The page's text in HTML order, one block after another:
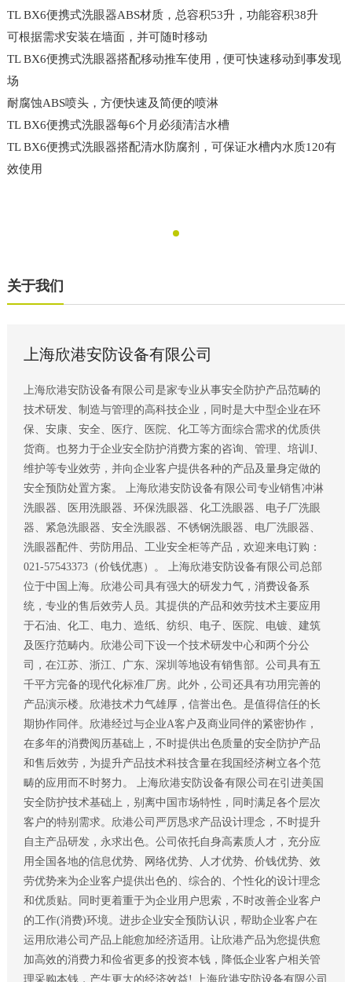
TL BX6便携式洗眼器ABS材质，总容积53升，功能容积38升
可根据需求安装在墙面，并可随时移动
TL BX6便携式洗眼器搭配移动推车使用，便可快速移动到事发现
场
耐腐蚀ABS喷头，方便快速及简便的喷淋
TL BX6便携式洗眼器每6个月必须清洁水槽
TL BX6便携式洗眼器搭配清水防腐剂，可保证水槽内水质120有
效使用
关于我们
上海欣港安防设备有限公司
上海欣港安防设备有限公司是家专业从事安全防护产品范畴的
技术研发、制造与管理的高科技企业，同时是大中型企业在环
保、安康、安全、医疗、医院、化工等方面综合需求的优质供
货商。也努力于企业安全防护消费方案的咨询、管理、培训J、
维护等专业效劳，并向企业客户提供各种的产品及量身定做的
安全预防处置方案。 上海欣港安防设备有限公司专业销售冲淋
洗眼器、医用洗眼器、环保洗眼器、化工洗眼器、电子厂洗眼
器、紧急洗眼器、安全洗眼器、不锈钢洗眼器、电厂洗眼器、
洗眼器配件、劳防用品、工业安全柜等产品，欢迎来电订购：
021-57543373（价钱优惠）。 上海欣港安防设备有限公司总部
位于中国上海。欣港公司具有强大的研发力气，消费设备系
统，专业的售后效劳人员。其提供的产品和效劳技术主要应用
于石油、化工、电力、造纸、纺织、电子、医院、电镀、建筑
及医疗范畴内。欣港公司下设一个技术研发中心和两个分公
司，在江苏、浙江、广东、深圳等地设有销售部。公司具有五
千平方完备的现代化标准厂房。此外，公司还具有功用完善的
产品演示楼。欣港技术力气雄厚，信誉出色。是值得信任的长
期协作同伴。欣港经过与企业A客户及商业同伴的紧密协作，
在多年的消费阅历基础上，不时提供出色质量的安全防护产品
和售后效劳，为提升产品技术科技含量在我国经济树立各个范
畴的应用而不时努力。 上海欣港安防设备有限公司在引进美国
安全防护技术基础上，别离中国市场特性，同时满足各个层次
客户的特别需求。欣港公司严厉恳求产品设计理念，不时提升
自主产品研发，永求出色。公司依托自身高素质人才，充分应
用全国各地的信息优势、网络优势、人才优势、价钱优势、效
劳优势来为企业客户提供出色的、综合的、个性化的设计理念
和优质贴。同时更着重于为企业用户思索，不时改善企业客户
的工作(消费)环境。进步企业安全预防认识，帮助企业客户在
运用欣港公司产品上能愈加经济适用。让欣港产品为您提供愈
加高效的消费力和俭省更多的投资本钱，降低企业客户相关管
理采购本钱，产生更大的经济效益! 上海欣港安防设备有限公司